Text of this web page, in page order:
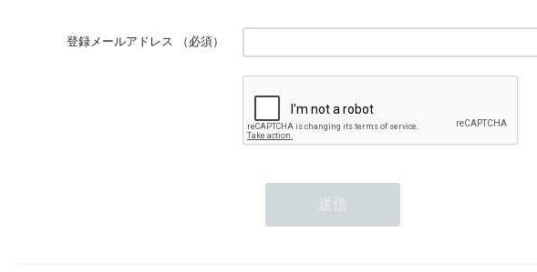
登録メールアドレス （必須）